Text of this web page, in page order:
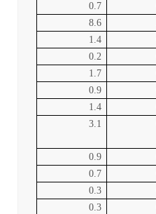
0.7
8.6
1.4
0.2
1.7
0.9
1.4
3.1
0.9
0.7
0.3
0.3